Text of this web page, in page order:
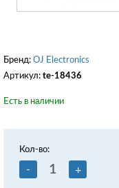
Бренд: OJ Electronics
Артикул: te-18436
Есть в наличии
Кол-во:
- +